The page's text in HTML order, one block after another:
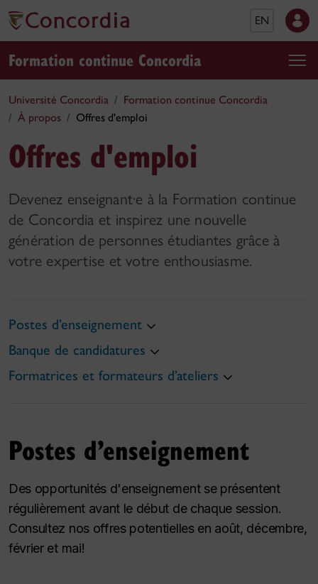
EN
Formation continue Concordia
Université Concordia
Formation continue Concordia
À propos
Offres d'emploi
Offres d'emploi
Devenez enseignant·e à la Formation continue
de Concordia et inspirez une nouvelle
génération de personnes étudiantes grâce à
votre expertise et votre enthousiasme.
Postes d’enseignement
Banque de candidatures
Formatrices et formateurs d’ateliers
Postes d’enseignement
Des opportunités d'enseignement se présentent
régulièrement avant le début de chaque session.
Consultez nos offres potentielles en août, décembre,
février et mai!